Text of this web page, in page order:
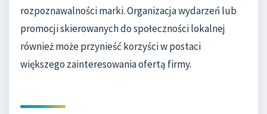
rozpoznawalności marki. Organizacja wydarzeń lub
promocji skierowanych do społeczności lokalnej
również może przynieść korzyści w postaci
większego zainteresowania ofertą firmy.